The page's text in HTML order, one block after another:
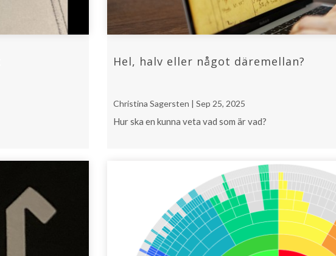
Hel, halv eller något däremellan?
Christina Sagersten | Sep 25, 2025
Hur ska en kunna veta vad som är vad?